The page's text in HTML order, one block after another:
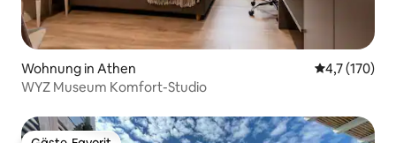
Wohnung in Athen
4,7 (170)
WYZ Museum Komfort-Studio